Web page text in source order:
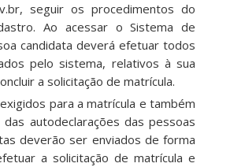
seguir os procedimentos do
Ao acessar o Sistema de
candidata deverá efetuar todos
pelo sistema, relativos à sua
a solicitação de matrícula.
para a matrícula e também
das autodeclarações das pessoas
deverão ser enviados de forma
a solicitação de matrícula e